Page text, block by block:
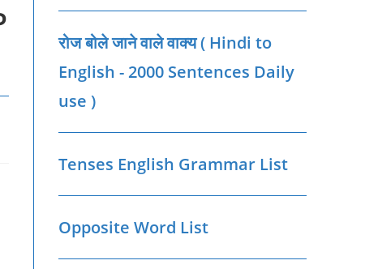
रोज बोले जाने वाले वाक्‍य ( Hindi to
English - 2000 Sentences Daily
use )
Tenses English Grammar List
Opposite Word List